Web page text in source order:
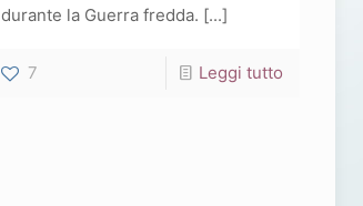
durante la Guerra fredda. [...]
7 Leggi tutto-